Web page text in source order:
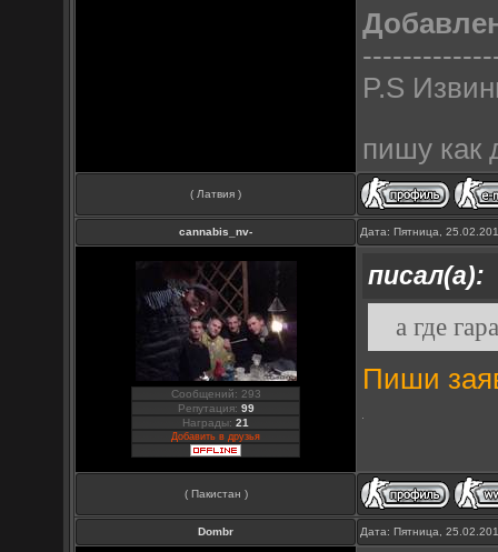
P.S
пишу
( Латвия )
cannabis_nv- Дата: Пятница,
Сообщений: 293
Репутация: 99
Награды:21
Добавить в друзья
писал(а):
а где
Пиши
( Пакистан )
Dombr Дата: Пятница,